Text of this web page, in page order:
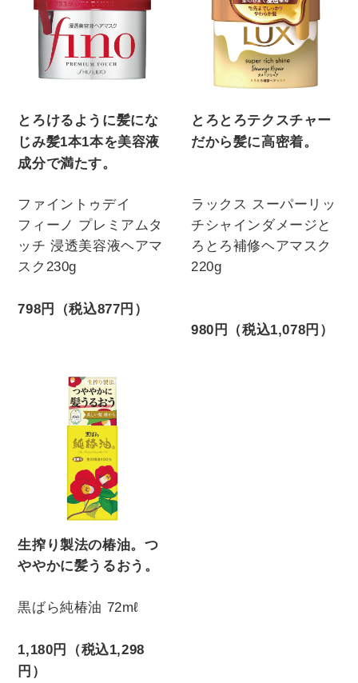
とろけるように髪にな
じみ髪1本1本を美容液
成分で満たす。
ファイントゥデイ
フィーノ プレミアムタ
ッチ 浸透美容液ヘアマ
スク230g
798円（税込877円）
とろとろテクスチャー
だから髪に高密着。
ラックス スーパーリッ
チシャインダメージと
ろとろ補修ヘアマスク
220g
980円（税込1,078円）
生搾り製法の椿油。つ
ややかに髪うるおう。
黒ばら純椿油 72mℓ
1,180円（税込1,298
円）